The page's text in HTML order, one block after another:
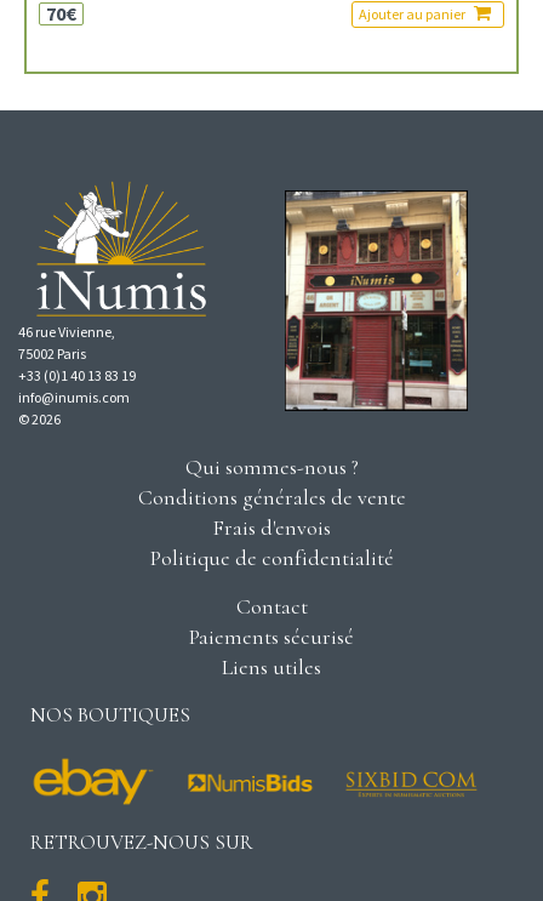
70€ Ajouter au panier
46 rue Vivienne,
75002 Paris
+33 (0)1 40 13 83 19
info@inumis.com
© 2026
Qui sommes-nous ?
Conditions générales de vente
Frais d'envois
Politique de confidentialité
Contact
Paiements sécurisé
Liens utiles
NOS BOUTIQUES
RETROUVEZ-NOUS SUR